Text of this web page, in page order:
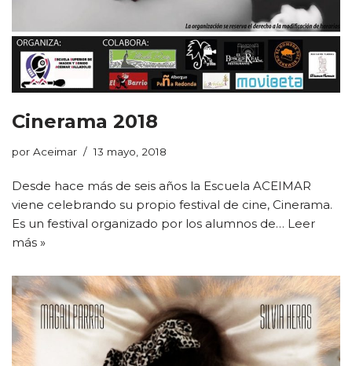
Cinerama 2018
por Aceimar 13 mayo, 2018
Desde hace más de seis años la Escuela ACEIMAR
viene celebrando su propio festival de cine, Cinerama.
Es un festival organizado por los alumnos de… Leer
más »